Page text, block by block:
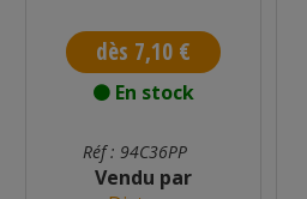
dès 7,10 €
En stock
Réf : 94C36PP
Vendu par